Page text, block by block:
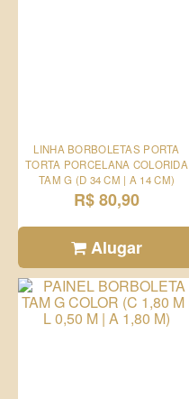
LINHA BORBOLETAS PORTA
TORTA PORCELANA COLORIDA
TAM G (D 34 CM | A 14 CM)
R$ 80,90
Alugar